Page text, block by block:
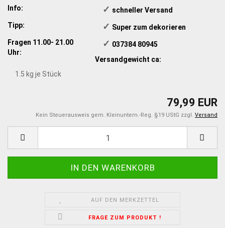
Info:
✓ schneller Versand
Tipp:
✓ ​ Super zum dekorieren
Fragen 11.00- 21.00
Uhr:
✓ ​ 037384 80945
Versandgewicht ca:
1.5 kg je Stück
79,99 EUR
Kein Steuerausweis gem. Kleinuntern.-Reg. §19 UStG zzgl. Versand
AUF DEN MERKZETTEL
FRAGE ZUM PRODUKT !